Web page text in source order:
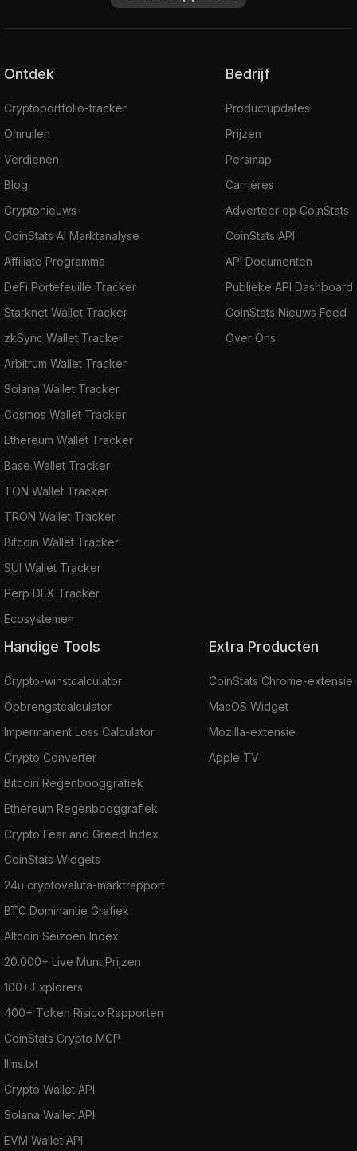
Ontdek
Cryptoportfolio-tracker
Omruilen
Verdienen
Blog
Cryptonieuws
CoinStats AI Marktanalyse
Affiliate Programma
DeFi Portefeuille Tracker
Starknet Wallet Tracker
zkSync Wallet Tracker
Arbitrum Wallet Tracker
Solana Wallet Tracker
Cosmos Wallet Tracker
Ethereum Wallet Tracker
Base Wallet Tracker
TON Wallet Tracker
TRON Wallet Tracker
Bitcoin Wallet Tracker
SUI Wallet Tracker
Perp DEX Tracker
Ecosystemen
Bedrijf
Productupdates
Prijzen
Persmap
Carrières
Adverteer op CoinStats
CoinStats API
API Documenten
Publieke API Dashboard
CoinStats Nieuws Feed
Over Ons
Handige Tools
Crypto-winstcalculator
Opbrengstcalculator
Impermanent Loss Calculator
Crypto Converter
Bitcoin Regenbooggrafiek
Ethereum Regenbooggrafiek
Crypto Fear and Greed Index
CoinStats Widgets
24u cryptovaluta-marktrapport
BTC Dominantie Grafiek
Altcoin Seizoen Index
20.000+ Live Munt Prijzen
100+ Explorers
400+ Token Risico Rapporten
CoinStats Crypto MCP
llms.txt
Crypto Wallet API
Solana Wallet API
EVM Wallet API
Extra Producten
CoinStats Chrome-extensie
MacOS Widget
Mozilla-extensie
Apple TV